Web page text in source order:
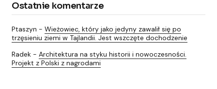
Ostatnie komentarze
Ptaszyn - Wieżowiec, który jako jedyny zawalił się po
trzęsieniu ziemi w Tajlandii. Jest wszczęte dochodzenie
Radek - Architektura na styku historii i nowoczesności.
Projekt z Polski z nagrodami